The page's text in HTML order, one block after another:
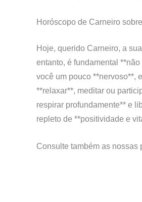
Horóscopo de Carneiro sobre
Hoje, querido Carneiro, a
entanto, é fundamental
você um pouco **nervoso**,
**relaxar**, meditar ou
respirar profundamente** e
repleto de **positividade e
Consulte também as